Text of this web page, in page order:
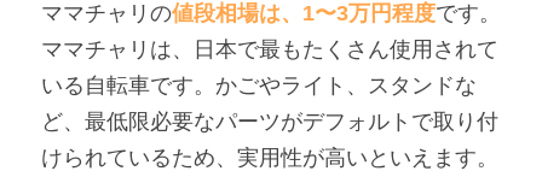
ママチャリの値段相場は、1〜3万円程度です。
ママチャリは、日本で最もたくさん使用されて
いる自転車です。かごやライト、スタンドな
ど、最低限必要なパーツがデフォルトで取り付
けられているため、実用性が高いといえます。